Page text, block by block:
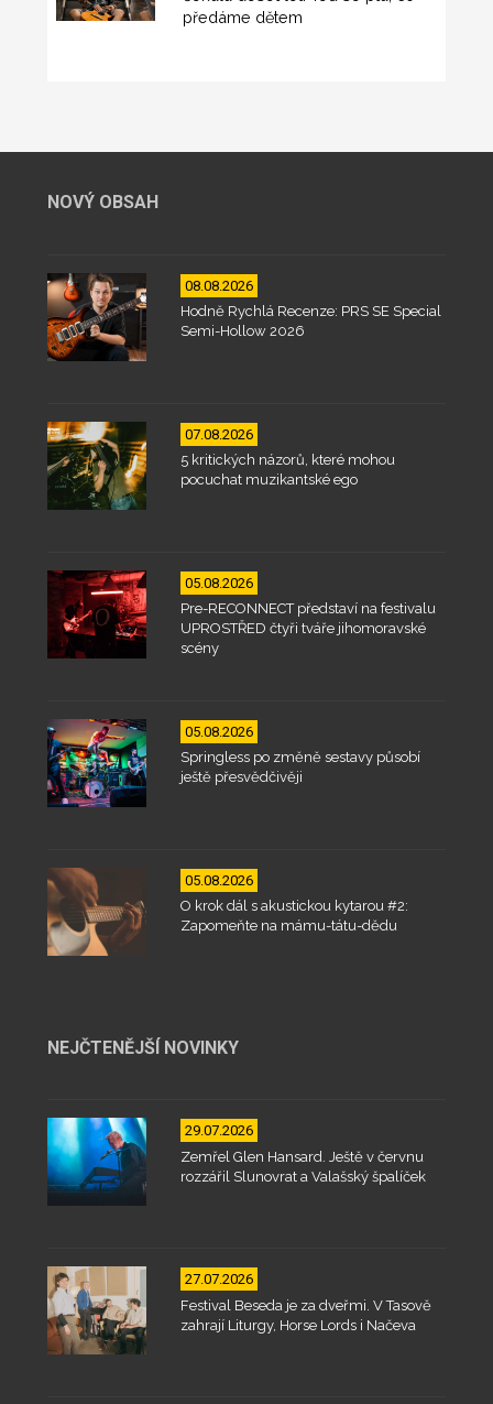
předáme dětem
NOVÝ OBSAH
08.08.2026
Hodně Rychlá Recenze: PRS SE Special
Semi-Hollow 2026
07.08.2026
5 kritických názorů, které mohou
pocuchat muzikantské ego
05.08.2026
Pre-RECONNECT představí na festivalu
UPROSTŘED čtyři tváře jihomoravské
scény
05.08.2026
Springless po změně sestavy působí
ještě přesvědčivěji
05.08.2026
O krok dál s akustickou kytarou #2:
Zapomeňte na mámu-tátu-dědu
NEJČTENĚJŠÍ NOVINKY
29.07.2026
Zemřel Glen Hansard. Ještě v červnu
rozzářil Slunovrat a Valašský špalíček
27.07.2026
Festival Beseda je za dveřmi. V Tasově
zahrají Liturgy, Horse Lords i Načeva